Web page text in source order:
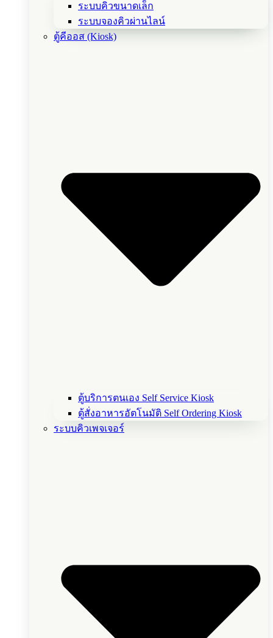
ระบบคิวขนาดเล็ก
ระบบจองคิวผ่านไลน์
ตู้คีออส (Kiosk)
ตู้บริการตนเอง Self Service Kiosk
ตู้สั่งอาหารอัตโนมัติ Self Ordering Kiosk
ระบบคิวเพจเจอร์